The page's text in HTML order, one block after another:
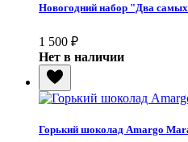
Новогодний набор "Два
1 500 ₽
Нет в наличии
Горький шоколад Amargo